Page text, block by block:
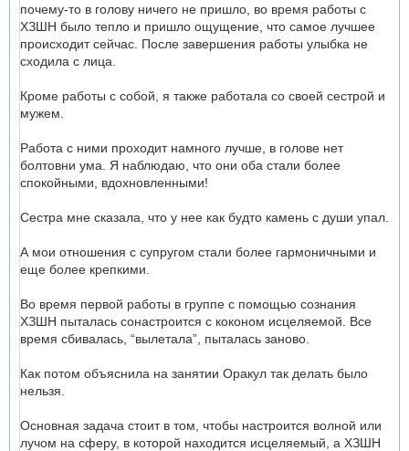
почему-то в голову ничего не пришло, во время работы с
ХЗШН было тепло и пришло ощущение, что самое лучшее
происходит сейчас. После завершения работы улыбка не
сходила с лица.
Кроме работы с собой, я также работала со своей сестрой и
мужем.
Работа с ними проходит намного лучше, в голове нет
болтовни ума. Я наблюдаю, что они оба стали более
спокойными, вдохновленными!
Сестра мне сказала, что у нее как будто камень с души упал.
А мои отношения с супругом стали более гармоничными и
еще более крепкими.
Во время первой работы в группе с помощью сознания
ХЗШН пыталась сонастроится с коконом исцеляемой. Все
время сбивалась, “вылетала”, пыталась заново.
Как потом объяснила на занятии Оракул так делать было
нельзя.
Основная задача стоит в том, чтобы настроится волной или
лучом на сферу, в которой находится исцеляемый, а ХЗШН